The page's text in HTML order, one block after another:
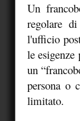
Un
regolare
l'ufficio
le
un
persona o
limitato.